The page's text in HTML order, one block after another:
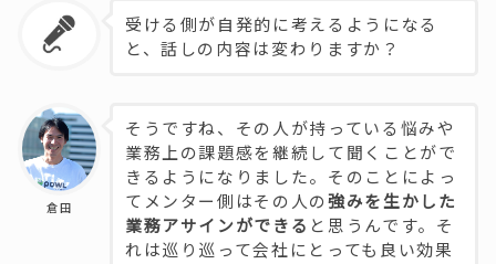
受ける側が自発的に考えるようになる
と、話しの内容は変わりますか？
倉田
そうですね、その人が持っている悩みや
業務上の課題感を継続して聞くことがで
きるようになりました。そのことによっ
てメンター側はその人の 強みを生かした
業務アサインができる と思うんです。そ
れは巡り巡って会社にとっても良い効果